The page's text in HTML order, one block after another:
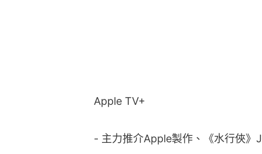
Apple TV+
- 主力推介Apple製作、《水行俠》